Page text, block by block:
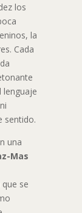
los
la
Cada
lenguaje
sentido.
una
Mas
se